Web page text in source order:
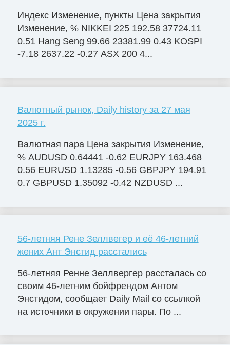
Индекс Изменение, пункты Цена закрытия
Изменение, % NIKKEI 225 192.58 37724.11
0.51 Hang Seng 99.66 23381.99 0.43 KOSPI
-7.18 2637.22 -0.27 ASX 200 4...
Валютный рынок, Daily history за 27 мая
2025 г.
Валютная пара Цена закрытия Изменение,
% AUDUSD 0.64441 -0.62 EURJPY 163.468
0.56 EURUSD 1.13285 -0.56 GBPJPY 194.91
0.7 GBPUSD 1.35092 -0.42 NZDUSD ...
56-летняя Рене Зеллвегер и её 46-летний
жених Ант Энстид расстались
56-летняя Ренне Зеллвергер рассталась со
своим 46-летним бойфрендом Антом
Энстидом, сообщает Daily Mail со ссылкой
на источники в окружении пары. По ...